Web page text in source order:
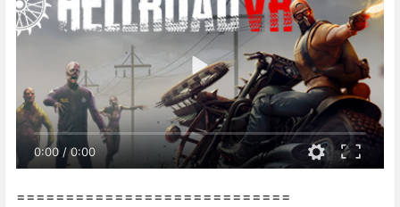
0:00 /0:00
============================